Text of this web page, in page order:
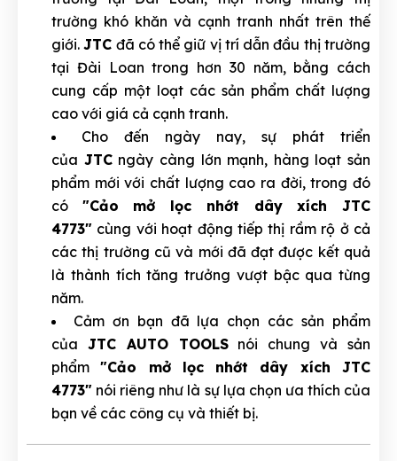
trường khó khăn và cạnh tranh nhất trên thế
giới.JTC đã có thể giữ vị trí dẫn đầu thị trường
tại Đài Loan trong hơn 30 năm, bằng cách
cung cấp một loạt các sản phẩm chất lượng
cao với giá cả cạnh tranh.
Cho đến ngày nay, sự phát triển
của JTCngày càng lớn mạnh, hàng loạt sản
phẩm mới với chất lượng cao ra đời, trong đó
có "Cảo mở lọc nhớt dây xích JTC
4773" cùng với hoạt động tiếp thị rầm rộ ở cả
các thị trường cũ và mới đã đạt được kết quả
là thành tích tăng trưởng vượt bậc qua từng
năm.
Cảm ơn bạn đã lựa chọn các sản phẩm
của JTC AUTO TOOLSnói chung và sản
phẩm"Cảo mở lọc nhớt dây xích JTC
4773" nói riêng như là sự lựa chọn ưa thích của
bạn về các công cụ và thiết bị.